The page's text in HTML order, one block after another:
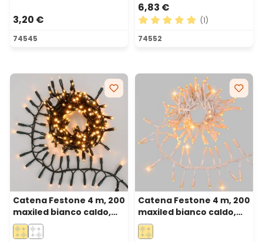
3,20 €
74545
6,83 €
Valutazione media di 5 su
(1)
74552
Catena Festone 4 m, 200
maxiled bianco caldo,
cavo verde,
prolungabile, IP67
Catena Festone 4 m, 200
maxiled bianco caldo,
cavo bianco,
prolungabile, IP67